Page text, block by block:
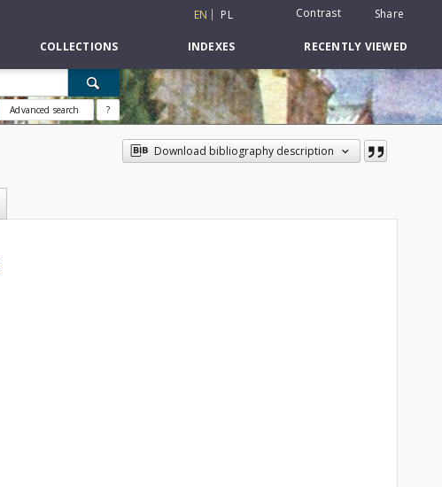
EN PL Contrast Share
COLLECTIONS INDEXES RECENTLY VIEWED
Advanced search ?
Download bibliography description